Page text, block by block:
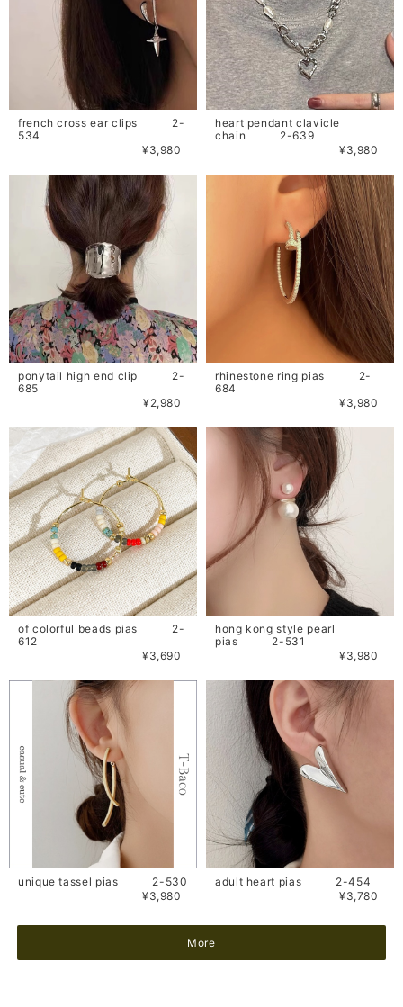
french cross ear clips 2-
534
¥3,980
heart pendant clavicle
chain 2-639
¥3,980
ponytail high end clip 2-
685
¥2,980
rhinestone ring pias 2-
684
¥3,980
of colorful beads pias 2-
612
¥3,690
hong kong style pearl
pias 2-531
¥3,980
unique tassel pias 2-530
¥3,980
adult heart pias 2-454
¥3,780
More